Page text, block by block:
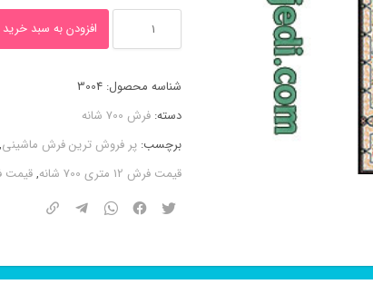
گل
برجسته
قاب
سرمه
کاشان
افزودن به سبد خرید
شناسه محصول:3004
دسته:فرش 700 شانه
برچسب:پر فروش ترین فرش ماشینی
قیمت فرش 12 متری 700 شانه
,قیمت